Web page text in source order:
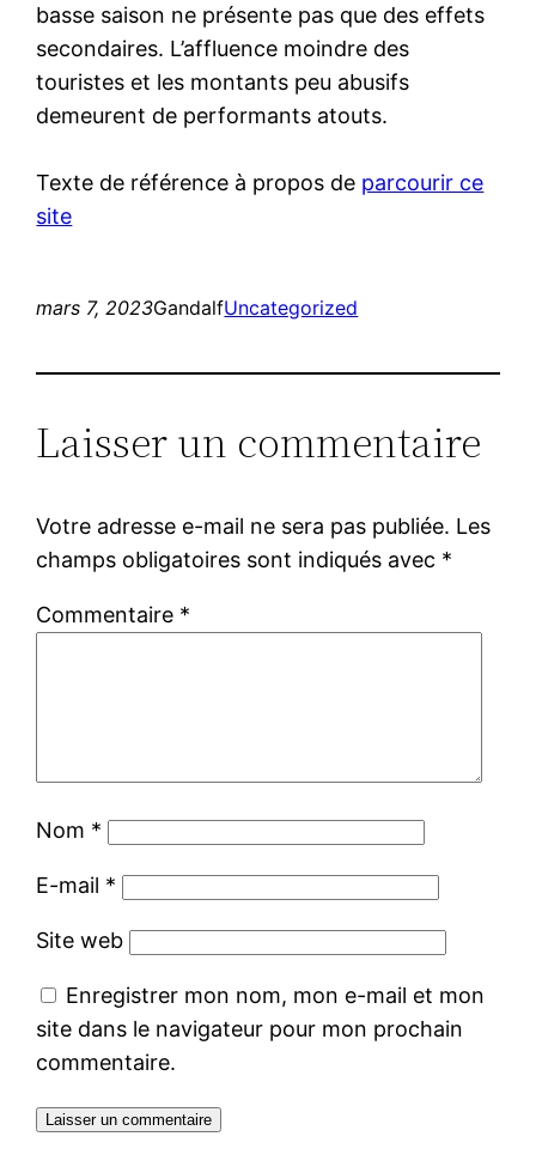
basse saison ne présente pas que des effets
secondaires. L’affluence moindre des
touristes et les montants peu abusifs
demeurent de performants atouts.
Texte de référence à propos de parcourir ce
site
mars 7, 2023GandalfUncategorized
Laisser un commentaire
Votre adresse e-mail ne sera pas publiée. Les
champs obligatoires sont indiqués avec *
Commentaire *
Nom *
E-mail *
Site web
Enregistrer mon nom, mon e-mail et mon
site dans le navigateur pour mon prochain
commentaire.